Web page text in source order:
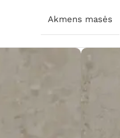
Akmens masės